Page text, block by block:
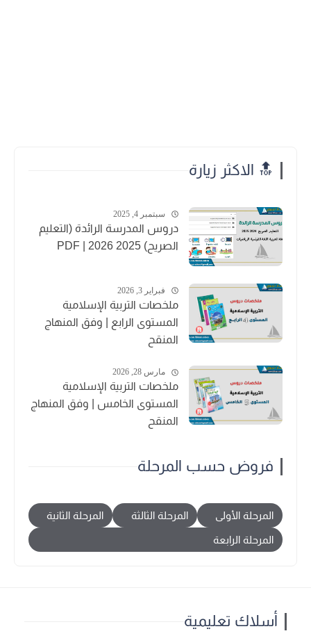
🔝 الاكثر زيارة
سبتمبر 4, 2025
دروس المدرسة الرائدة (التعليم
الصريح) 2025 2026 | PDF
فبراير 3, 2026
ملخصات التربية الإسلامية
المستوى الرابع | وفق المنهاج
المنقح
مارس 28, 2026
ملخصات التربية الإسلامية
المستوى الخامس | وفق المنهاج
المنقح
فروض حسب المرحلة
المرحلة الأولى المرحلة الثالثة المرحلة الثانية
المرحلة الرابعة
أسلاك تعليمية